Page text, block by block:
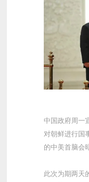
中国政府周一
对朝鲜进行国
的中美首脑会
此次为期两天